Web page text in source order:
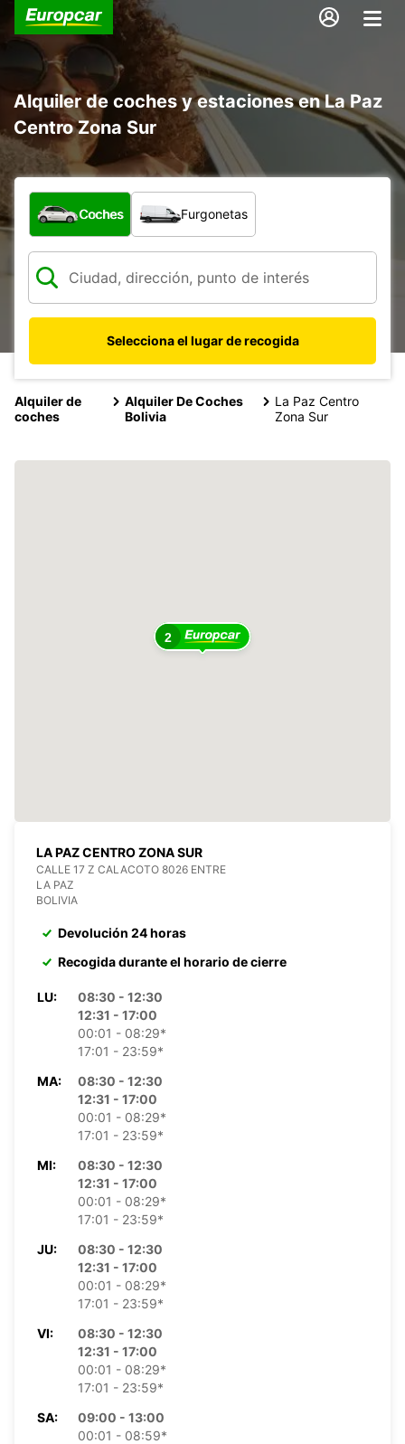
Alquiler de coches y estaciones en La Paz
Centro Zona Sur
¿Qué tipo de vehículo?
Coches Furgonetas
Selecciona el lugar de recogida
Alquiler de
coches
Alquiler De Coches
Bolivia
La Paz Centro
Zona Sur
2
LA PAZ CENTRO ZONA SUR
CALLE 17 Z CALACOTO 8026 ENTRE
LA PAZ
BOLIVIA
Devolución 24 horas
Recogida durante el horario de cierre
LU:
08:30 - 12:30
12:31 - 17:00
00:01 - 08:29*
17:01 - 23:59*
MA:
08:30 - 12:30
12:31 - 17:00
00:01 - 08:29*
17:01 - 23:59*
MI:
08:30 - 12:30
12:31 - 17:00
00:01 - 08:29*
17:01 - 23:59*
JU:
08:30 - 12:30
12:31 - 17:00
00:01 - 08:29*
17:01 - 23:59*
VI:
08:30 - 12:30
12:31 - 17:00
00:01 - 08:29*
17:01 - 23:59*
SA:
09:00 - 13:00
00:01 - 08:59*